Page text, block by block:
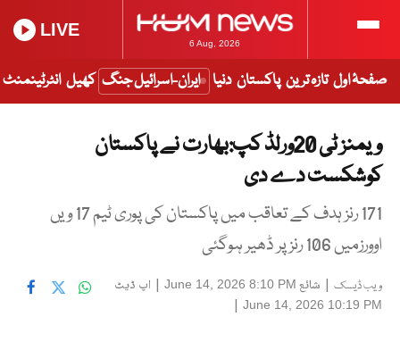
6 Aug, 2026
LIVE
صفحۂ اول تازہ ترین پاکستان دنیا ایران-اسرائیل جنگ کھیل انٹرٹینمنٹ
ویمنز ٹی 20ورلڈ کپ:بھارت نے پاکستان
کوشکست دے دی
171 رنز ہدف کے تعاقب میں پاکستان کی پوری ٹیم 17 ویں
اوورزمیں 106 رنز پر ڈھیر ہوگئی
ویب ڈیسک | شائع June 14, 2026 8:10 PM
| اپ ڈیٹ
June 14, 2026 10:19 PM
|